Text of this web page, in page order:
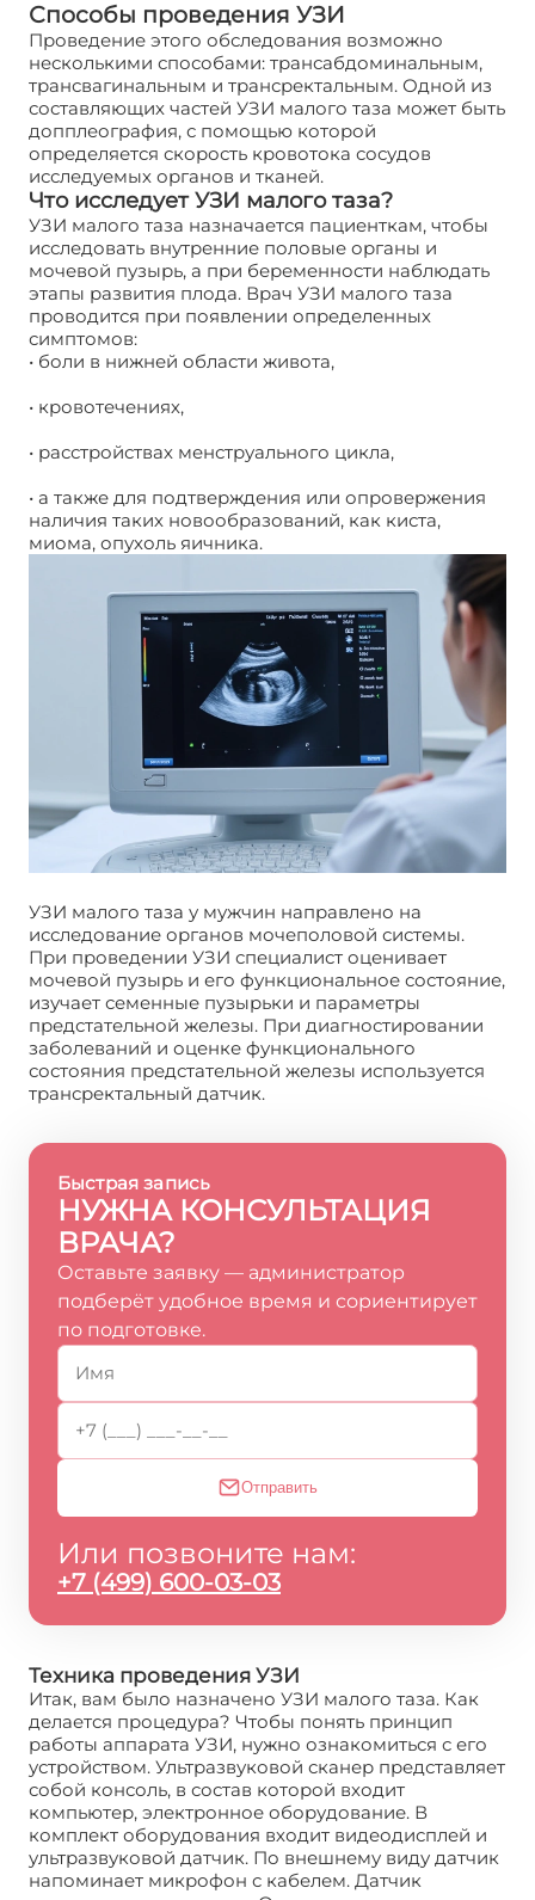
Способы проведения УЗИ
Проведение этого обследования возможно
несколькими способами: трансабдоминальным,
трансвагинальным и трансректальным. Одной из
составляющих частей УЗИ малого таза может быть
допплеография, с помощью которой
определяется скорость кровотока сосудов
исследуемых органов и тканей.
Что исследует УЗИ малого таза?
УЗИ малого таза назначается пациенткам, чтобы
исследовать внутренние половые органы и
мочевой пузырь, а при беременности наблюдать
этапы развития плода. Врач УЗИ малого таза
проводится при появлении определенных
симптомов:
• боли в нижней области живота,
• кровотечениях,
• расстройствах менструального цикла,
• а также для подтверждения или опровержения
наличия таких новообразований, как киста,
миома, опухоль яичника.
УЗИ малого таза у мужчин направлено на
исследование органов мочеполовой системы.
При проведении УЗИ специалист оценивает
мочевой пузырь и его функциональное состояние,
изучает семенные пузырьки и параметры
предстательной железы. При диагностировании
заболеваний и оценке функционального
состояния предстательной железы используется
трансректальный датчик.
Быстрая запись
НУЖНА КОНСУЛЬТАЦИЯ
ВРАЧА?
Оставьте заявку — администратор
подберёт удобное время и сориентирует
по подготовке.
Отправить
Или позвоните нам:
+7 (499) 600-03-03
Техника проведения УЗИ
Итак, вам было назначено УЗИ малого таза. Как
делается процедура? Чтобы понять принцип
работы аппарата УЗИ, нужно ознакомиться с его
устройством. Ультразвуковой сканер представляет
собой консоль, в состав которой входит
компьютер, электронное оборудование. В
комплект оборудования входит видеодисплей и
ультразвуковой датчик. По внешнему виду датчик
напоминает микрофон с кабелем. Датчик